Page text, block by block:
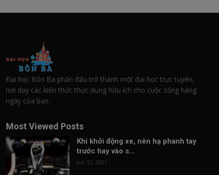
Đại học Bôn Ba phấn đấu trở thành một đại học trực tuyến,
nơi dạy các kiến thức thực dụng hữu ích cho cuộc sống hàng
ngày của bạn.
Most Viewed Posts
Khi khởi động xe, nên hạ phanh tay
trước hay vào s...
Jun 12, 2021